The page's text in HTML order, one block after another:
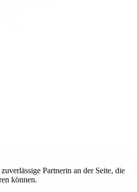
Partnerin an der Seite, die
können.